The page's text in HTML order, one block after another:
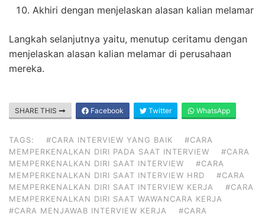
Akhiri dengan menjelaskan alasan kalian melamar
Langkah selanjutnya yaitu, menutup ceritamu dengan
menjelaskan alasan kalian melamar di perusahaan
mereka.
SHARE THIS Facebook Twitter WhatsApp
TAGS: #CARA INTERVIEW YANG BAIK
#CARA
MEMPERKENALKAN DIRI PADA SAAT INTERVIEW
#CARA
MEMPERKENALKAN DIRI SAAT INTERVIEW
#CARA
MEMPERKENALKAN DIRI SAAT INTERVIEW HRD
#CARA
MEMPERKENALKAN DIRI SAAT INTERVIEW KERJA
#CARA
MEMPERKENALKAN DIRI SAAT WAWANCARA KERJA
#CARA MENJAWAB INTERVIEW KERJA
#CARA